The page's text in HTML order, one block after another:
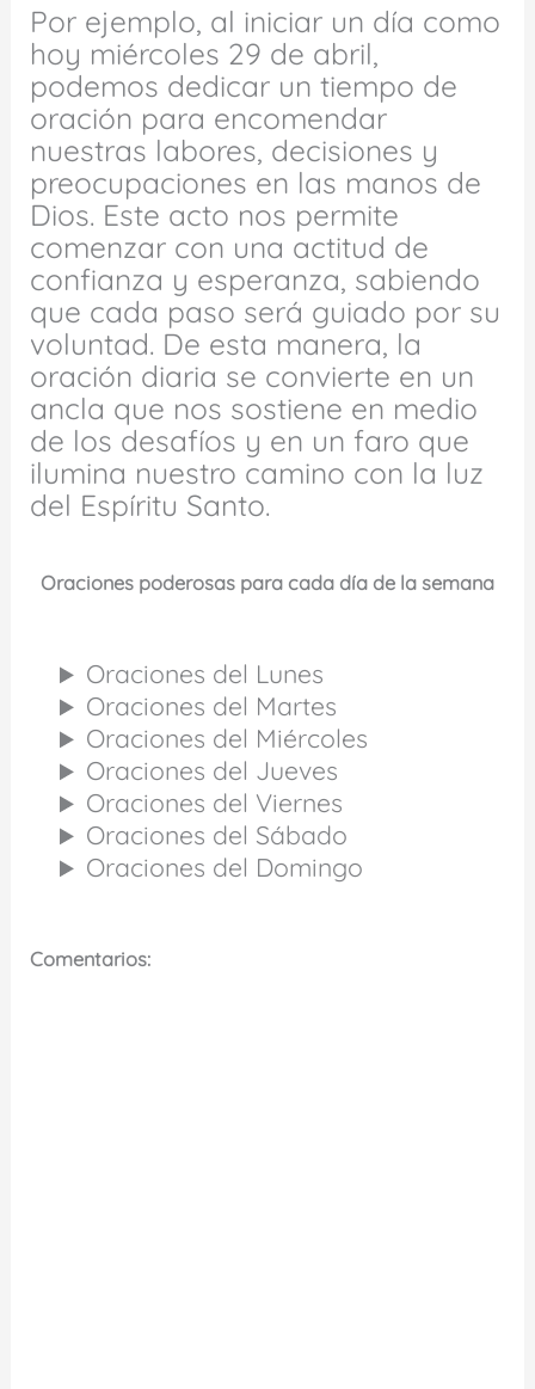
Por ejemplo, al iniciar un día como
hoy miércoles 29 de abril,
podemos dedicar un tiempo de
oración para encomendar
nuestras labores, decisiones y
preocupaciones en las manos de
Dios. Este acto nos permite
comenzar con una actitud de
confianza y esperanza, sabiendo
que cada paso será guiado por su
voluntad. De esta manera, la
oración diaria se convierte en un
ancla que nos sostiene en medio
de los desafíos y en un faro que
ilumina nuestro camino con la luz
del Espíritu Santo.
Oraciones poderosas para cada día de la semana
Oraciones del Lunes
Oraciones del Martes
Oraciones del Miércoles
Oraciones del Jueves
Oraciones del Viernes
Oraciones del Sábado
Oraciones del Domingo
Comentarios: